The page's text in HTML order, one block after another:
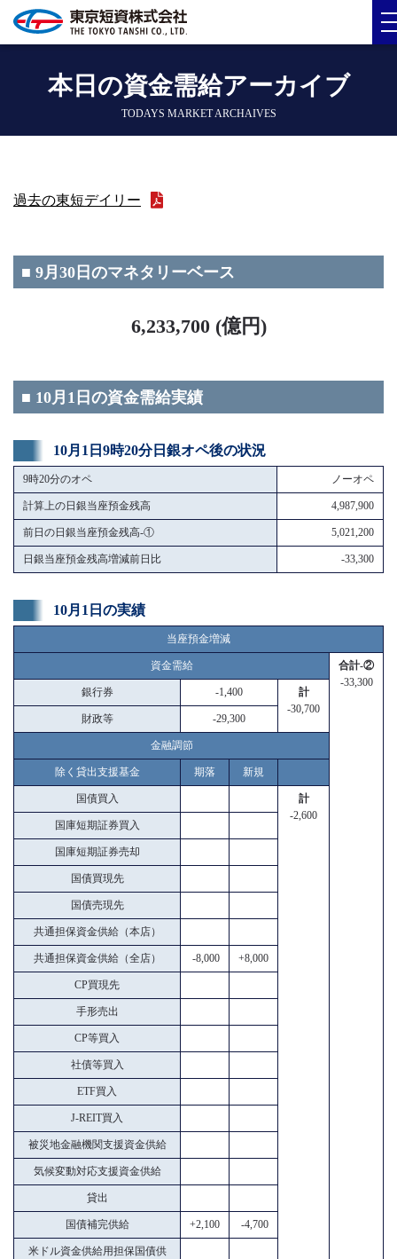
本日の資金需給アーカイブ
TODAYS MARKET ARCHAIVES
過去の東短デイリー
■ 9月30日のマネタリーベース
6,233,700 (億円)
■ 10月1日の資金需給実績
10月1日9時20分日銀オペ後の状況
9時20分のオペ ノーオペ
計算上の日銀当座預金残高 4,987,900
前日の日銀当座預金残高-① 5,021,200
日銀当座預金残高増減前日比 -33,300
10月1日の実績
当座預金増減
資金需給
合計-②
-33,300
銀行券 -1,400
計
-30,700
財政等 -29,300
金融調節
除く貸出支援基金 期落 新規
国債買入
計
-2,600
国庫短期証券買入
国庫短期証券売却
国債買現先
国債売現先
共通担保資金供給（本店）
共通担保資金供給（全店） -8,000 +8,000
CP買現先
手形売出
CP等買入
社債等買入
ETF買入
J-REIT買入
被災地金融機関支援資金供給
気候変動対応支援資金供給
貸出
国債補完供給 +2,100 -4,700
米ドル資金供給用担保国債供